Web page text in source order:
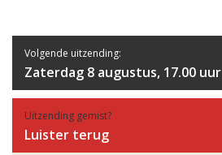
Volgende uitzending:
Zaterdag 8 augustus, 17.00 uur
Uitzending gemist?
Luister terug